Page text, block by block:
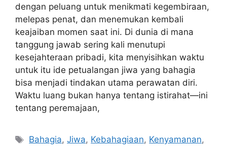
dengan peluang untuk menikmati kegembiraan,
melepas penat, dan menemukan kembali
keajaiban momen saat ini. Di dunia di mana
tanggung jawab sering kali menutupi
kesejahteraan pribadi, kita menyisihkan waktu
untuk itu ide petualangan jiwa yang bahagia
bisa menjadi tindakan utama perawatan diri.
Waktu luang bukan hanya tentang istirahat—ini
tentang peremajaan,
Tags
Bahagia,Jiwa, Kebahagiaan, Kenyamanan,